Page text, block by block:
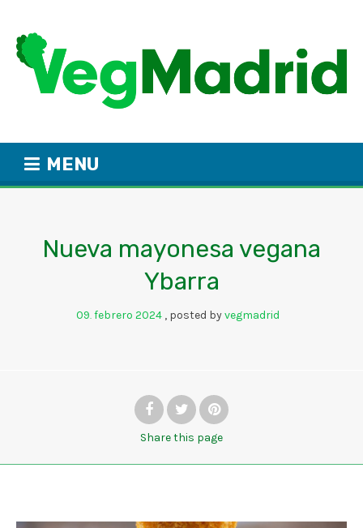
MENU
Nueva mayonesa vegana
Ybarra
09. febrero 2024 posted byvegmadrid
Sharethis page